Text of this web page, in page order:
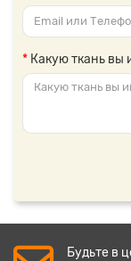
Какую ткань вы
Будьте в